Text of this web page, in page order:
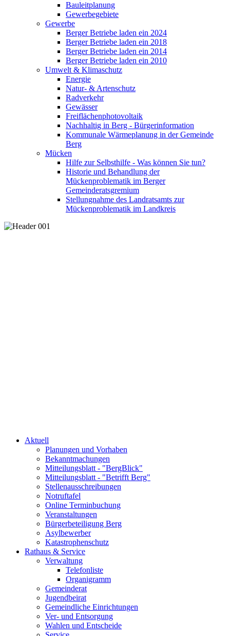
Bauleitplanung
Gewerbegebiete
Gewerbe
Berger Betriebe laden ein 2024
Berger Betriebe laden ein 2018
Berger Betriebe laden ein 2014
Berger Betriebe laden ein 2010
Umwelt & Klimaschutz
Energie
Natur- & Artenschutz
Radverkehr
Gewässer
Freiflächenphotovoltaik
Nachhaltig in Berg - Bürgerinformation
Kommunale Wärmeplanung in der Gemeinde
Berg
Mücken
Hilfe zur Selbsthilfe - Was können Sie tun?
Historie und Behandlung der
Mückenproblematik im Berger
Gemeinderatsgremium
Stellungnahme des Landratsamts zur
Mückenproblematik im Landkreis
Aktuell
Planungen und Vorhaben
Bekanntmachungen
Mitteilungsblatt - "BergBlick"
Mitteilungsblatt - "Betrifft Berg"
Stellenausschreibungen
Notruftafel
Online Terminbuchung
Veranstaltungen
Bürgerbeteiligung Berg
Asylbewerber
Katastrophenschutz
Rathaus & Service
Verwaltung
Telefonliste
Organigramm
Gemeinderat
Jugendbeirat
Gemeindliche Einrichtungen
Ver- und Entsorgung
Wahlen und Entscheide